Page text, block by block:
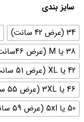
سایز بندی
34 (عرض 42 سانت)
38 یا M (عرض 46سانت)
42 یا XL (عرض 51 سانت)
46 یا 3XL (عرض 55 سانت)
50 یا 5xl (عرض 59 سانت)